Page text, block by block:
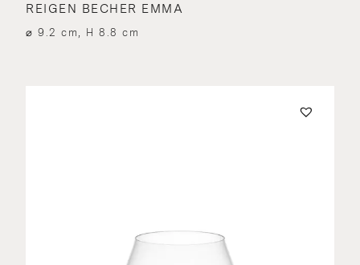
REIGEN BECHER EMMA
⌀ 9.2 cm, H 8.8 cm